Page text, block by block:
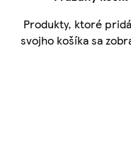
Produkty, ktoré
svojho košíka sa